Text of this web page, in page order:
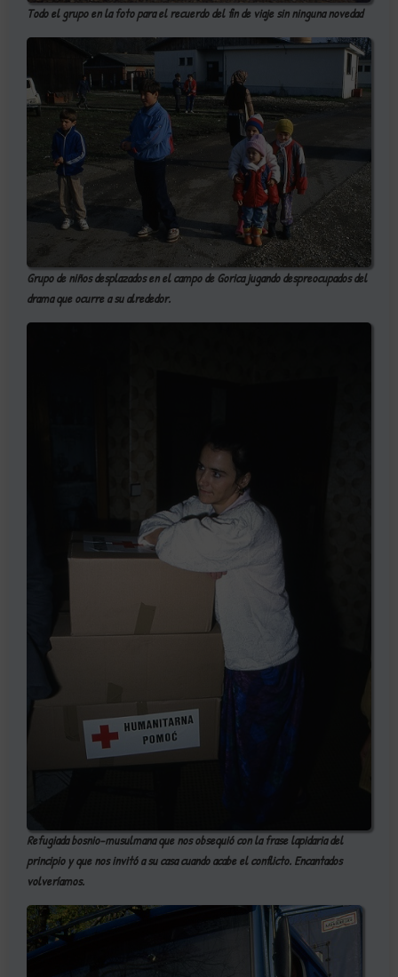
Todo el grupo en la foto para el recuerdo del fin de viaje sin ninguna novedad
Grupo de niños desplazados en el campo de Gorica jugando despreocupados del
drama que ocurre a su alrededor.
Refugiada bosnio-musulmana que nos obsequió con la frase lapidaria del
principio y que nos invitó a su casa cuando acabe el conflicto. Encantados
volveríamos.